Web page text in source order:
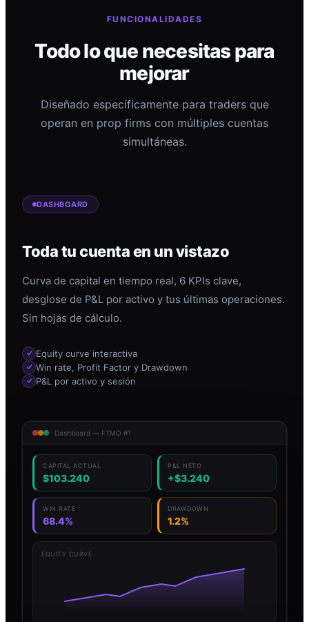
FUNCIONALIDADES
Todo lo que necesitas para
mejorar
Diseñado específicamente para traders que
operan en prop firms con múltiples cuentas
simultáneas.
DASHBOARD
Toda tu cuenta en un vistazo
Curva de capital en tiempo real, 6 KPIs clave,
desglose de P&L por activo y tus últimas operaciones.
Sin hojas de cálculo.
Equity curve interactiva
Win rate, Profit Factor y Drawdown
P&L por activo y sesión
Dashboard — FTMO #1
CAPITAL ACTUAL
$103.240
P&L NETO
+$3.240
WIN RATE
68.4%
DRAWDOWN
1.2%
EQUITY CURVE